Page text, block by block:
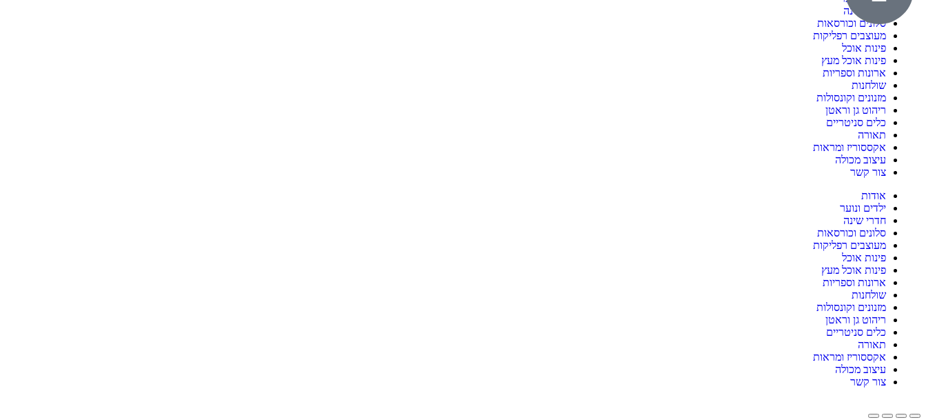
חדרי שינה
סלונים וכורסאות
מעוצבים רפליקות
פינות אוכל
פינות אוכל מעץ
ארונות וספריות
שולחנות
מזנונים וקונסולות
ריהוט גן וראטן
כלים סניטריים
תאורה
אקססוריז ומראות
עיצוב מכולה
צור קשר
אודות
ילדים ונוער
חדרי שינה
סלונים וכורסאות
מעוצבים רפליקות
פינות אוכל
פינות אוכל מעץ
ארונות וספריות
שולחנות
מזנונים וקונסולות
ריהוט גן וראטן
כלים סניטריים
תאורה
אקססוריז ומראות
עיצוב מכולה
צור קשר